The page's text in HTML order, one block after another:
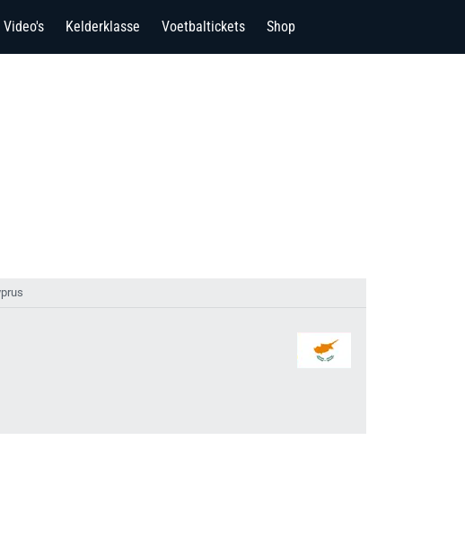
Video's Kelderklasse Voetbaltickets Shop